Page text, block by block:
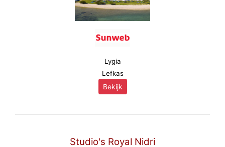
Lygia
Lefkas
Bekijk
Studio's Royal Nidri